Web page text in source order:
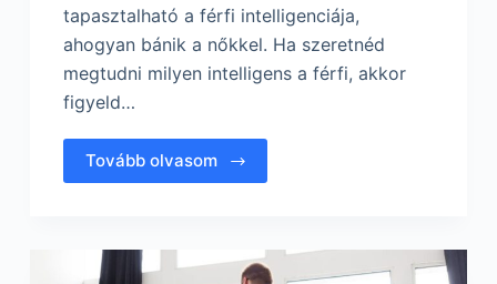
tapasztalható a férfi intelligenciája,
ahogyan bánik a nőkkel. Ha szeretnéd
megtudni milyen intelligens a férfi, akkor
figyeld…
Tovább olvasom